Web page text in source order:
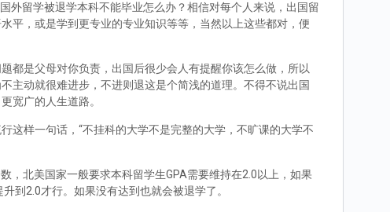
外留学被退学本科不能毕业怎么办？相信对每个人来说，出国留
平，或是学到更专业的专业知识等等，当然以上这些都对，便
都是父母对你负责，出国后很少会人有提醒你该怎么做，所以
主动就很难进步，不进则退这是个简浅的道理。不得不说出国
宽广的人生道路。
这样一句话，“不挂科的大学不是完整的大学，不旷课的大学不
，北美国家一般要求本科留学生GPA需要维持在2.0以上，如果
到2.0才行。如果没有达到也就会被退学了。